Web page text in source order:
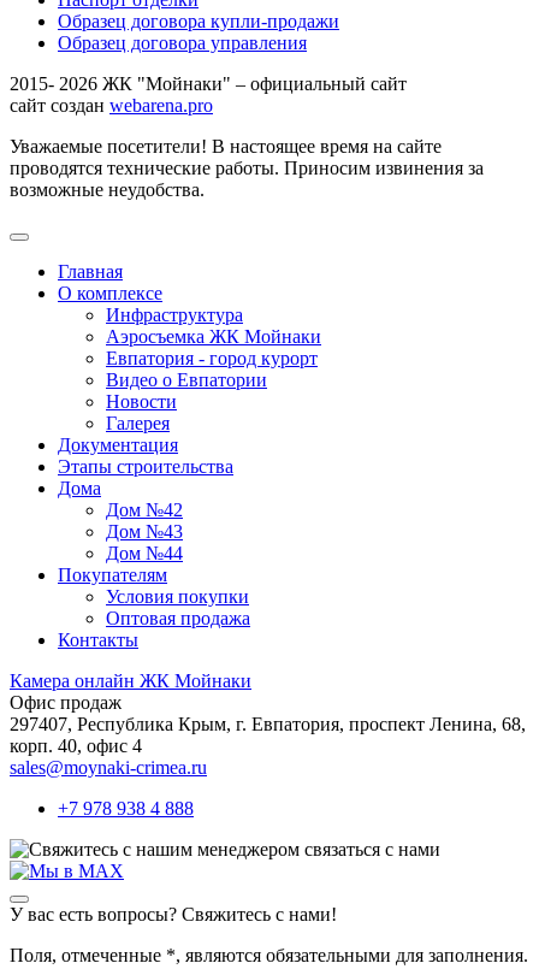
Образец договора купли-продажи
Образец договора управления
2015- 2026 ЖК "Мойнаки" – официальный сайт
сайт создан webarena.pro
Уважаемые посетители! В настоящее время на сайте
проводятся технические работы. Приносим извинения за
возможные неудобства.
Главная
О комплексе
Инфраструктура
Аэросъемка ЖК Мойнаки
Евпатория - город курорт
Видео о Евпатории
Новости
Галерея
Документация
Этапы строительства
Дома
Дом №42
Дом №43
Дом №44
Покупателям
Условия покупки
Оптовая продажа
Контакты
Камера онлайн ЖК Мойнаки
Офис продаж
297407, Республика Крым, г. Евпатория, проспект Ленина, 68,
корп. 40, офис 4
sales@moynaki-crimea.ru
+7 978 938 4 888
связаться с нами
У вас есть вопросы? Свяжитесь с нами!
Поля, отмеченные *, являются обязательными для заполнения.